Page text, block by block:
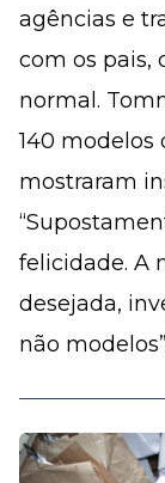
agências e
com os pais,
normal.
140 modelos
mostraram
felicidade. A
desejada,
não